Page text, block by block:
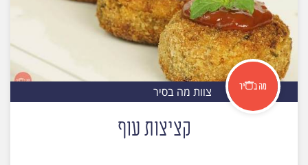
צוות מה בסיר
קציצות עוף